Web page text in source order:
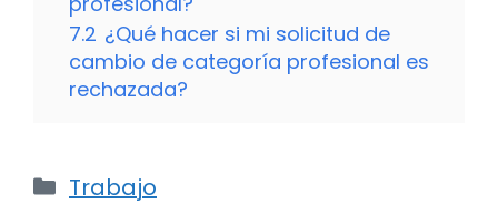
7.2 ¿Qué hacer si mi solicitud de
cambio de categoría profesional es
rechazada?
Categorías
Trabajo